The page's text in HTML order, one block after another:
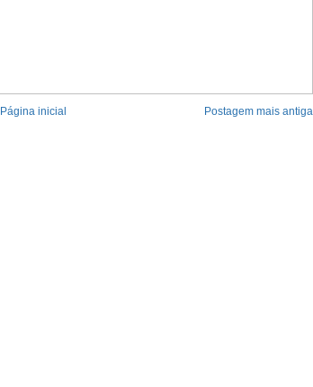
Postagem mais antiga
Página inicial